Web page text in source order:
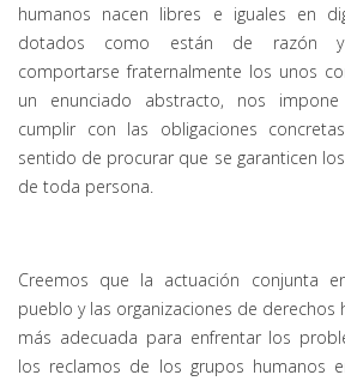
humanos nacen libres e iguales en
dotados como están de razón y
comportarse fraternalmente los unos
un enunciado abstracto, nos
cumplir con las obligaciones
sentido de procurar que se garanticen
de toda persona.
Creemos que la actuación conjunta
pueblo y las organizaciones de derechos
más adecuada para enfrentar los
los reclamos de los grupos humanos